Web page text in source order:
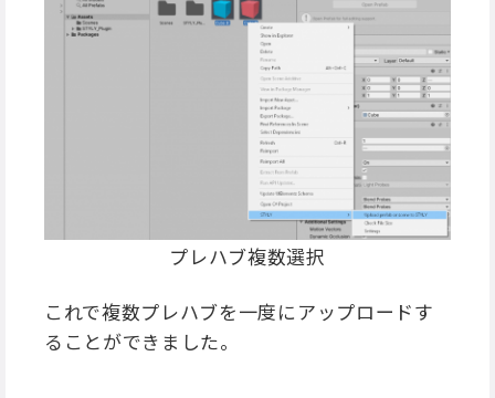
プレハブ複数選択
これで複数プレハブを一度にアップロードす
ることができました。